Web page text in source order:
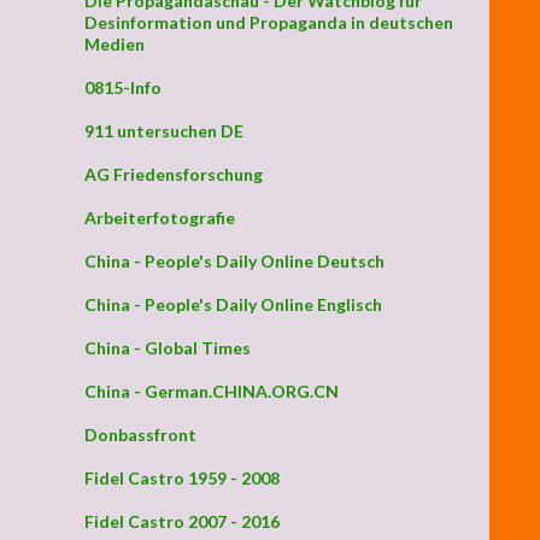
letzter Appell“
Desinformation und Propaganda in deutschen
Medien
0815-Info
911 untersuchen DE
AG Friedensforschung
Arbeiterfotografie
China - People's Daily Online Deutsch
China - People's Daily Online Englisch
China - Global Times
China - German.CHINA.ORG.CN
Donbassfront
Fidel Castro 1959 - 2008
Fidel Castro 2007 - 2016